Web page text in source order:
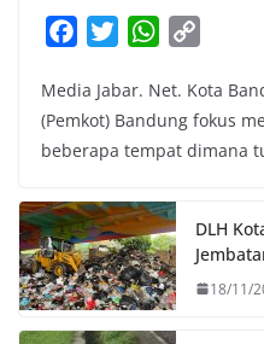
c
e
b
o
k
i
t
t
r
W
a
t
s
p
p
p
y
L
n
k
Media Jabar. Net. Kota
(Pemkot) Bandung fokus
beberapa tempat dimana
DLH
18/11/